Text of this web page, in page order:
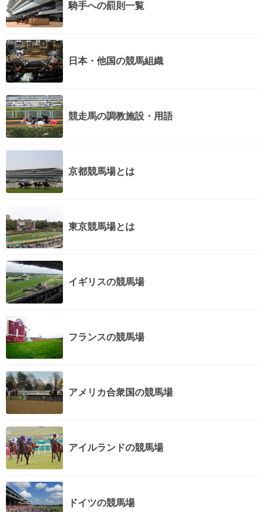
騎手への罰則一覧
日本・他国の競馬組織
競走馬の調教施設・用語
京都競馬場とは
東京競馬場とは
イギリスの競馬場
フランスの競馬場
アメリカ合衆国の競馬場
アイルランドの競馬場
ドイツの競馬場